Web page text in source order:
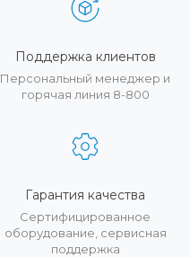
Поддержка клиентов
Персональный менеджер и
горячая линия 8-800
Гарантия качества
Сертифицированное
оборудование, сервисная
поддержка